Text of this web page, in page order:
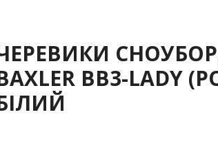
BB3-LADY